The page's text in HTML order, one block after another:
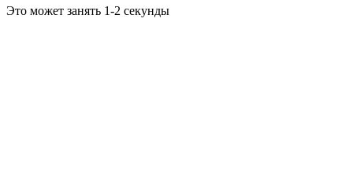
Это может занять 1-2 секунды